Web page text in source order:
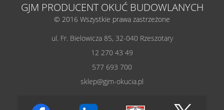
GJM PRODUCENT OKUĆ BUDOWLANYCH
© 2016 Wszystkie prawa zastrzeżone
ul. Fr. Bielowicza 85, 32-040 Rzeszotary
12 270 43 49
577 693 700
sklep@gjm-okucia.pl